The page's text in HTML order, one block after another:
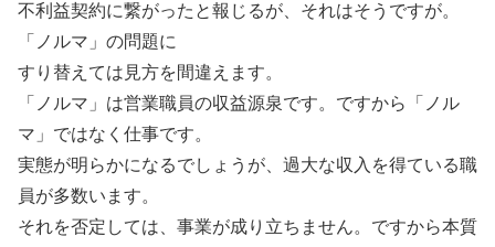
不利益契約に繋がったと報じるが、それはそうですが。
「ノルマ」の問題に
すり替えては見方を間違えます。
「ノルマ」は営業職員の収益源泉です。ですから「ノル
マ」ではなく仕事です。
実態が明らかになるでしょうが、過大な収入を得ている職
員が多数います。
それを否定しては、事業が成り立ちません。ですから本質